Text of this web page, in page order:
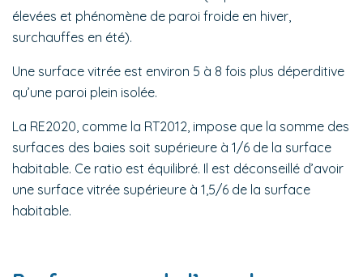
élevées et phénomène de paroi froide en hiver,
surchauffes en été).
Une surface vitrée est environ 5 à 8 fois plus déperditive
qu’une paroi plein isolée.
La RE2020, comme la RT2012, impose que la somme des
surfaces des baies soit supérieure à 1/6 de la surface
habitable. Ce ratio est équilibré. Il est déconseillé d’avoir
une surface vitrée supérieure à 1,5/6 de la surface
habitable.